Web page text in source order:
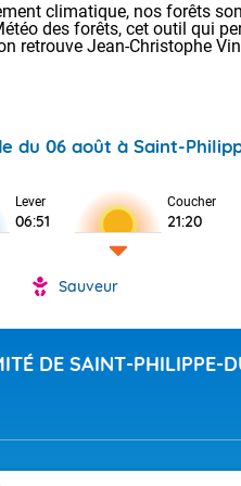
Pour la
Tendance
climatique, nos forêts
des forêts, cet outil qui
retrouve Jean-Christophe
du 06 août à Saint-
Lever
06:51
Coucher
21:20
Sauveur
DE SAINT-PHILIPPE-
Voici les
: 18/23 Paris
Clermont-
Lille : 19/24
Cet après-
Risque
Sur le Sud-